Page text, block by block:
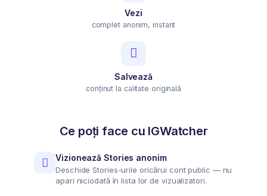
Vezi
complet anonim, instant
Salvează
conținut la calitate originală
Ce poți face cu IGWatcher
Vizionează Stories anonim
Deschide Stories-urile oricărui cont public — nu
apari niciodată în lista lor de vizualizatori.